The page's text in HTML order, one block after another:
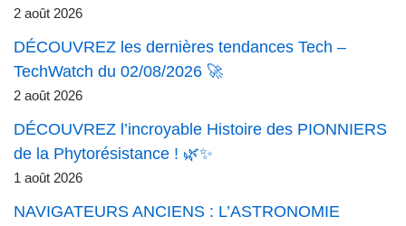
2 août 2026
DÉCOUVREZ les dernières tendances Tech –
TechWatch du 02/08/2026 🚀
2 août 2026
DÉCOUVREZ l’incroyable Histoire des PIONNIERS
de la Phytorésistance ! 🌿✨
1 août 2026
NAVIGATEURS ANCIENS : L’ASTRONOMIE